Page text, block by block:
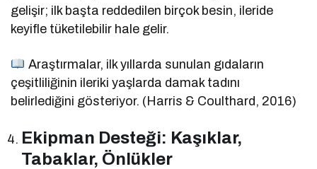
gelişir; ilk başta reddedilen birçok besin, ileride
keyifle tüketilebilir hale gelir.
Araştırmalar, ilk yıllarda sunulan gıdaların
çeşitliliğinin ileriki yaşlarda damak tadını
belirlediğini gösteriyor. (Harris & Coulthard, 2016)
Ekipman Desteği: Kaşıklar,
Tabaklar, Önlükler